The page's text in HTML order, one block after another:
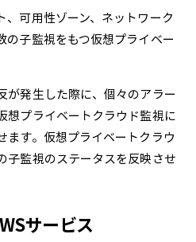
、可用性ゾーン、ネットワーク
の子監視をもつ仮想プライベー
が発生した際に、個々のアラー
想プライベートクラウド監視に
ます。仮想プライベートクラウ
子監視のステータスを反映させ
サービス